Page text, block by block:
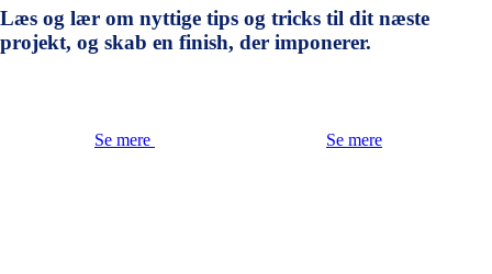
Læs og lær om nyttige tips og tricks til dit næste
projekt, og skab en finish, der imponerer.
Se mere Se mere